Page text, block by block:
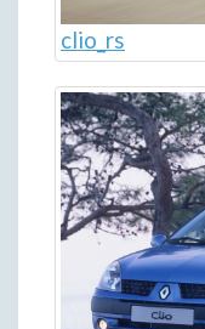
clio_rs